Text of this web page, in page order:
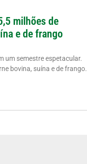
milhões de
e de frango
um semestre espetacular.
bovina, suína e de frango.